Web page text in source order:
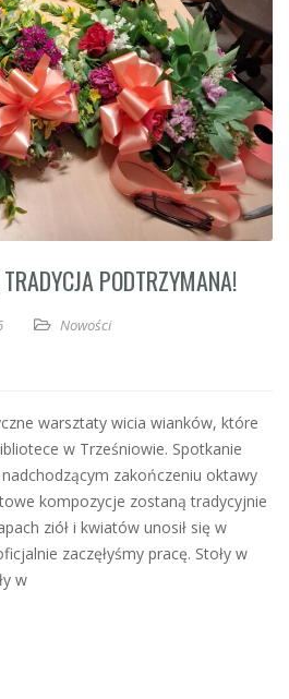
PODTRZYMANA!
Nowości
warsztaty wicia wianków, które
w Trześniowie. Spotkanie
zakończeniu oktawy
kompozycje zostaną tradycyjnie
ziół i kwiatów unosił się w
zaczęłyśmy pracę. Stoły w
w